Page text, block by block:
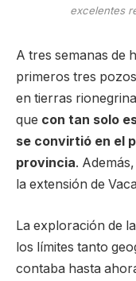
excelentes
A tres semanas de
primeros tres
en tierras
que con tan solo
se convirtió en el
provincia.
la extensión de
La exploración de
los límites tanto
contaba hasta